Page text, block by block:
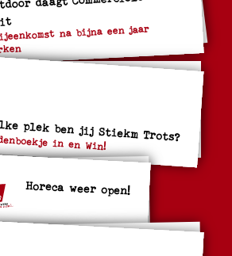
na bijna een jaar
plek ben jij Stiekm Trots?
in en Win!
Horeca weer open!